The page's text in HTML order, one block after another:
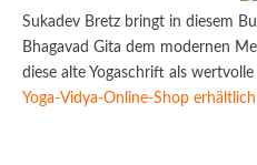
Sukadev Bretz bringt in diesem
Bhagavad Gita dem modernen
diese alte Yogaschrift als
Yoga-Vidya-Online-Shop erhältlich